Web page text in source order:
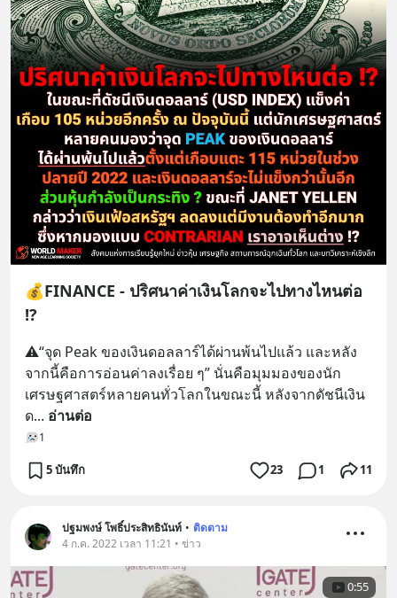
💰FINANCE - ปริศนาค่าเงินโลกจะไปทางไหนต่อ
!?
⚠️“จุด Peak ของเงินดอลลาร์ได้ผ่านพ้นไปแล้ว และหลัง
จากนี้คือการอ่อนค่าลงเรื่อย ๆ” นั่นคือมุมมองของนัก
เศรษฐศาสตร์หลายคนทั่วโลกในขณะนี้ หลังจากดัชนีเงิน
ด... อ่านต่อ
1
5 บันทึก 23 1 11
ปฐมพงษ์ โพธิ์ประสิทธินันท์ • ติดตาม
4 ก.ค. 2022 เวลา 11:21 • ข่าว
0:55